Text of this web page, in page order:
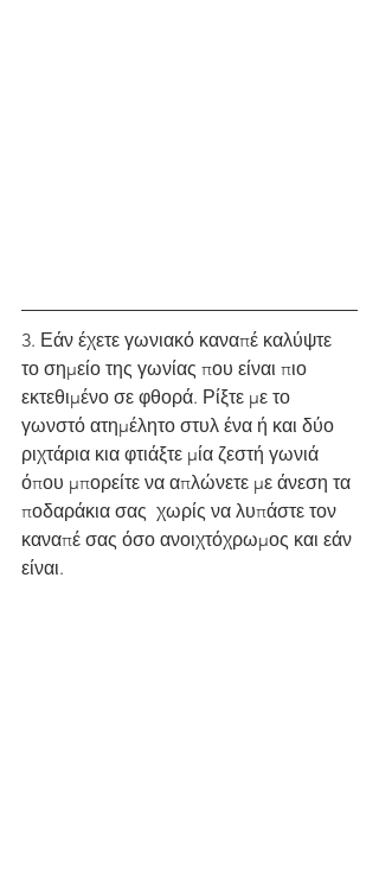
3. Εάν έχετε γωνιακό καναπέ καλύψτε
το σημείο της γωνίας που είναι πιο
εκτεθιμένο σε φθορά. Ρίξτε με το
γωνστό ατημέλητο στυλ ένα ή και δύο
ριχτάρια κια φτιάξτε μία ζεστή γωνιά
όπου μπορείτε να απλώνετε με άνεση τα
ποδαράκια σας  χωρίς να λυπάστε τον
καναπέ σας όσο ανοιχτόχρωμος και εάν
είναι.